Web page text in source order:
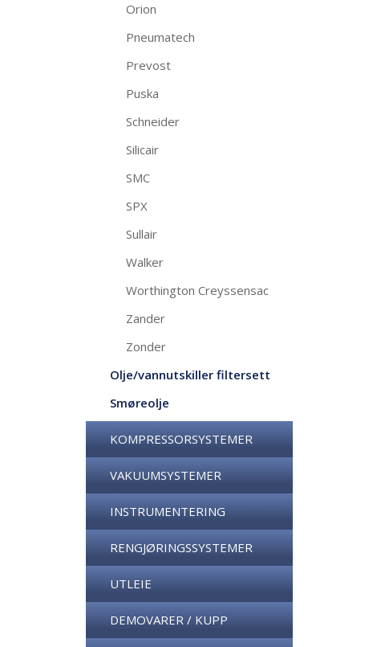
Orion
Pneumatech
Prevost
Puska
Schneider
Silicair
SMC
SPX
Sullair
Walker
Worthington Creyssensac
Zander
Zonder
Olje/vannutskiller filtersett
Smøreolje
KOMPRESSORSYSTEMER
VAKUUMSYSTEMER
INSTRUMENTERING
RENGJØRINGSSYSTEMER
UTLEIE
DEMOVARER / KUPP